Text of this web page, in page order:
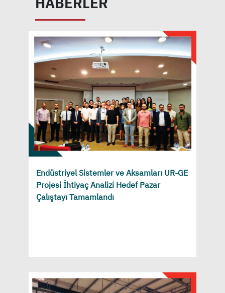
Endüstriyel Sistemler ve Aksamları UR-GE
Projesi İhtiyaç Analizi Hedef Pazar
Çalıştayı Tamamlandı